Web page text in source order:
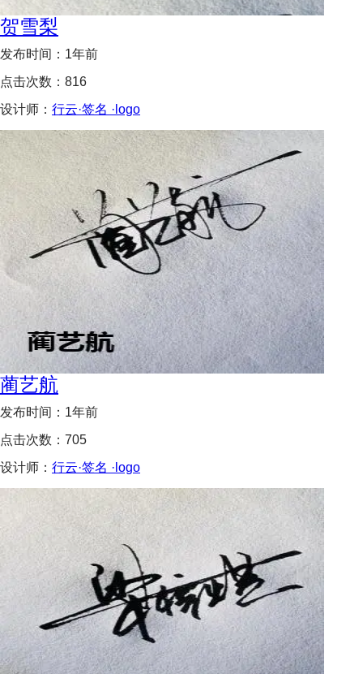
贺雪梨
发布时间： 1年前
点击次数： 816
设计师： 行云·签名 ·logo
蔺艺航
发布时间： 1年前
点击次数： 705
设计师： 行云·签名 ·logo